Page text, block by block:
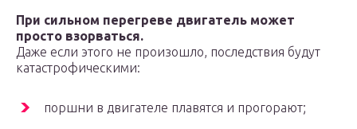
При сильном перегреве двигатель может
просто взорваться.
Даже если этого не произошло, последствия будут
катастрофическими:
поршни в двигателе плавятся и прогорают;